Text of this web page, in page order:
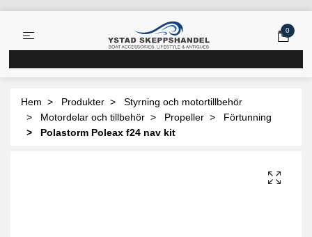
0
Hem Produkter
Styrning och motortillbehör
Motordelar och tillbehör
Propeller
Förtunning
Polastorm Poleax f24 nav kit